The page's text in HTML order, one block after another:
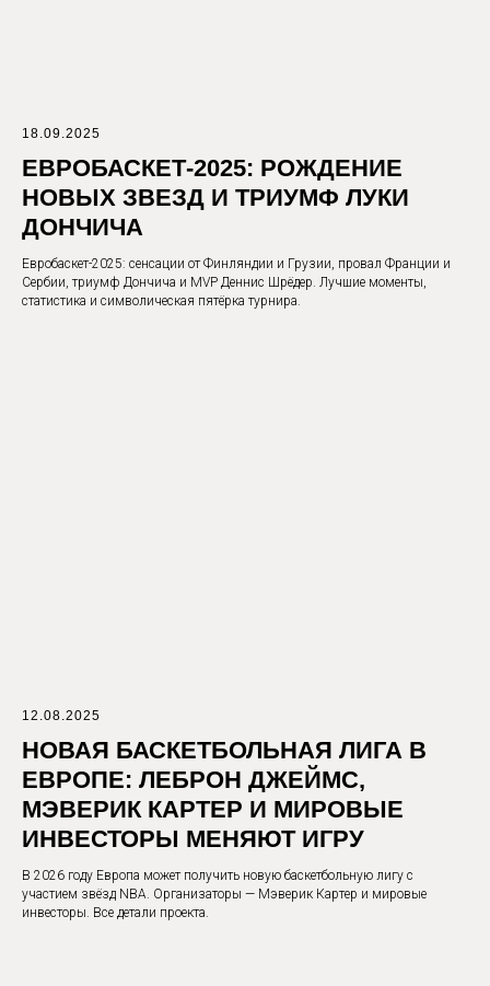
18.09.2025
ЕВРОБАСКЕТ-2025: РОЖДЕНИЕ
НОВЫХ ЗВЕЗД И ТРИУМФ ЛУКИ
ДОНЧИЧА
Евробаскет-2025: сенсации от Финляндии и Грузии, провал Франции и
Сербии, триумф Дончича и MVP Деннис Шрёдер. Лучшие моменты,
статистика и символическая пятёрка турнира.
12.08.2025
НОВАЯ БАСКЕТБОЛЬНАЯ ЛИГА В
ЕВРОПЕ: ЛЕБРОН ДЖЕЙМС,
МЭВЕРИК КАРТЕР И МИРОВЫЕ
ИНВЕСТОРЫ МЕНЯЮТ ИГРУ
В 2026 году Европа может получить новую баскетбольную лигу с
участием звёзд NBA. Организаторы — Мэверик Картер и мировые
инвесторы. Все детали проекта.